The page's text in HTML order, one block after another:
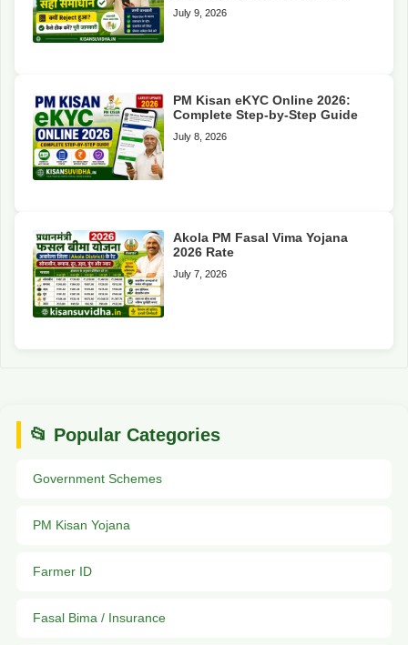
July 9, 2026
PM Kisan eKYC Online 2026:
Complete Step-by-Step Guide
July 8, 2026
Akola PM Fasal Vima Yojana
2026 Rate
July 7, 2026
📂 Popular Categories
Government Schemes
PM Kisan Yojana
Farmer ID
Fasal Bima / Insurance